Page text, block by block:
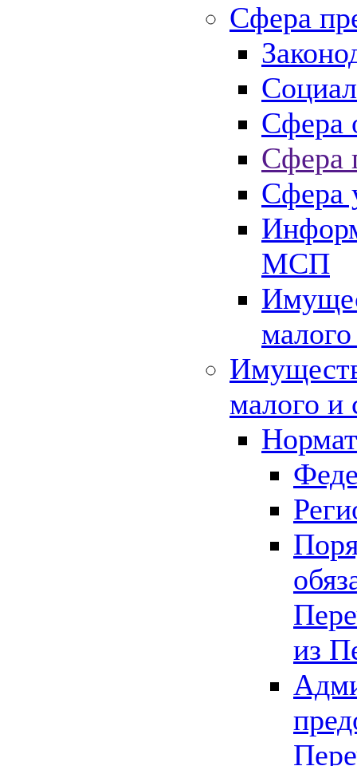
Сфера
Сфера
Сфера
Сфера
МСП
малого и
из